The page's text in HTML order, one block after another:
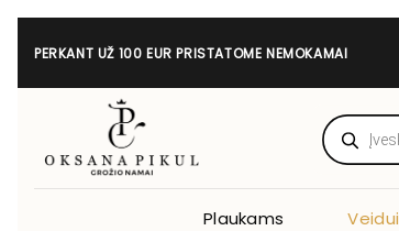
Skip
PERKANT UŽ 100 EUR PRISTATOME NEMOKAMAI
Products
search
Plaukams Veidui